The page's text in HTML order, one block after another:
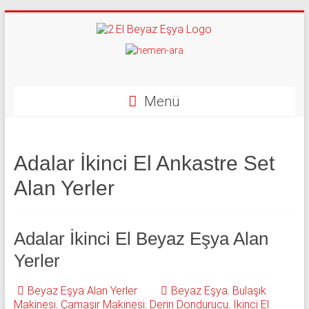
Alan
Yerler
0
543
592
Menü
Adalar İkinci El Ankastre Set
Alan Yerler
Adalar İkinci El Beyaz Eşya Alan
Yerler
Beyaz Eşya Alan Yerler Beyaz Eşya, Bulaşık
Makinesi, Çamaşır Makinesi, Derin Dondurucu, İkinci El